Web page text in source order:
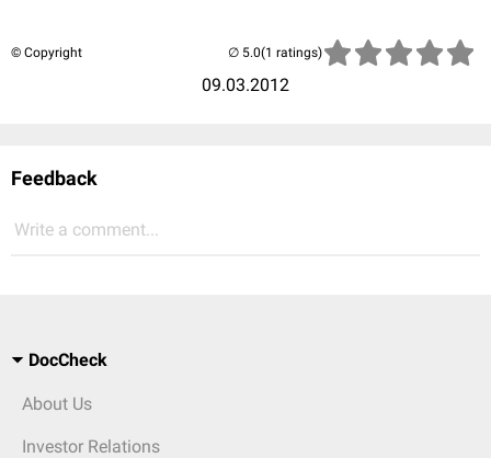
© Copyright
09.03.2012
(1 ratings)
Feedback
Write a comment...
DocCheck
About Us
Investor Relations